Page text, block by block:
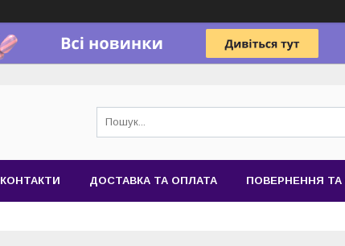
КОНТАКТИ ДОСТАВКА ТА ОПЛАТА ПОВЕРНЕННЯ ТА